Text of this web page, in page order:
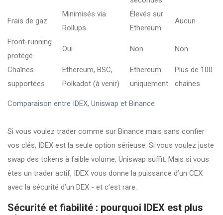
Comparaison entre IDEX, Uniswap et Binance
Frais de gaz
Minimisés via
Rollups
Élevés sur
Ethereum
Aucun
Front-running
protégé
Oui Non Non
Chaînes
supportées
Ethereum, BSC,
Polkadot (à venir)
Ethereum
uniquement
Plus de 100
chaînes
Si vous voulez trader comme sur Binance mais sans confier
vos clés, IDEX est la seule option sérieuse. Si vous voulez juste
swap des tokens à faible volume, Uniswap suffit. Mais si vous
êtes un trader actif, IDEX vous donne la puissance d’un CEX
avec la sécurité d’un DEX - et c’est rare.
Sécurité et fiabilité : pourquoi IDEX est plus